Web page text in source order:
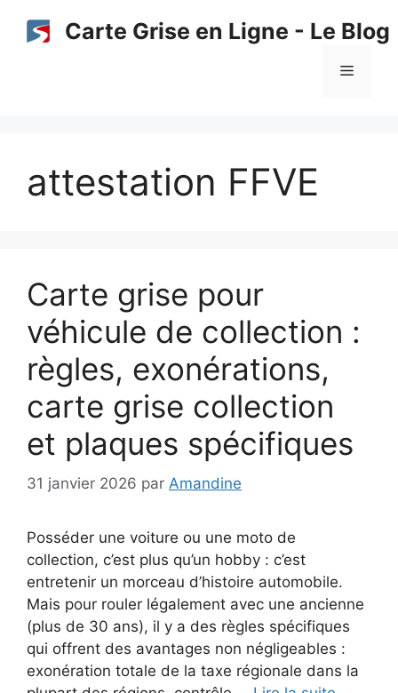
Carte Grise en Ligne - Le Blog
Menu
attestation FFVE
Carte grise pour
véhicule de collection :
règles, exonérations,
carte grise collection
et plaques spécifiques
31 janvier 2026 par Amandine
Posséder une voiture ou une moto de
collection, c’est plus qu’un hobby : c’est
entretenir un morceau d’histoire automobile.
Mais pour rouler légalement avec une ancienne
(plus de 30 ans), il y a des règles spécifiques
qui offrent des avantages non négligeables :
exonération totale de la taxe régionale dans la